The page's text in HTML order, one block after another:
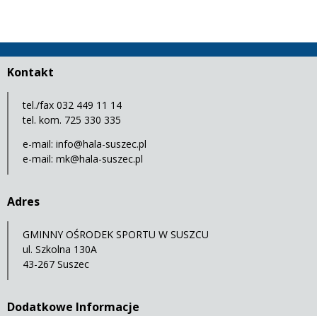
Kontakt
tel./fax 032 449 11 14
tel. kom. 725 330 335
e-mail: info@hala-suszec.pl
e-mail: mk@hala-suszec.pl
Adres
GMINNY OŚRODEK SPORTU W SUSZCU
ul. Szkolna 130A
43-267 Suszec
Dodatkowe Informacje